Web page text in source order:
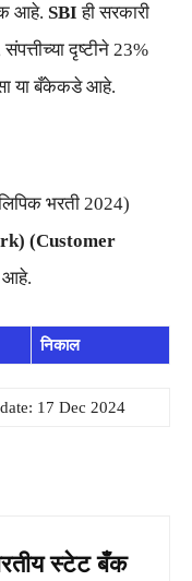
आहे. SBI ही सरकारी
दृष्टीने 23%
या बँकेकडे आहे.
भरती 2024)
(Customer
आहे.
निकाल
17 Dec 2024
स्टेट बँक